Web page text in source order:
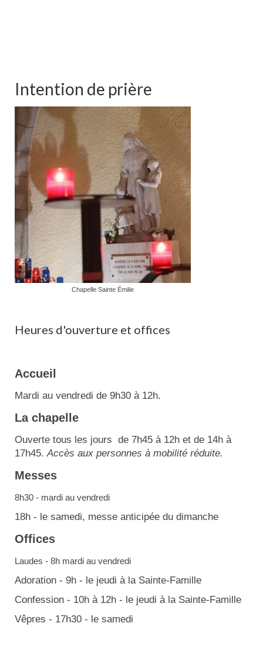
Intention de prière
Chapelle Sainte Émilie
Heures d'ouverture et offices
Accueil
Mardi au vendredi de 9h30 à 12h.
La chapelle
Ouverte tous les jours de 7h45 à 12h et de 14h à
17h45.Accès aux personnes à mobilité réduite.
Messes
8h30 - mardi au vendredi
18h - le samedi, messe anticipée du dimanche
Offices
Laudes - 8h mardi au vendredi
Adoration - 9h - le jeudi à la Sainte-Famille
Confession - 10h à 12h - le jeudi à la Sainte-Famille
Vêpres - 17h30 - le samedi